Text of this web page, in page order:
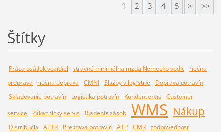
1 2 3 4 5 > >>
Štítky
Práca osádok vozidiel stravné minimálna mzda Nemecko vodič
riečna
preprava
riečna doprava CMNI Služby v logistike
Doprava potravín
Skladovanie potravín
Logistika potravín Kundenservis Customer
service
Zákaznícky servis Riadenie zásob WMS Nákup
Distribúcia AETR Preprava potravín ATP CMR zodpovednosť